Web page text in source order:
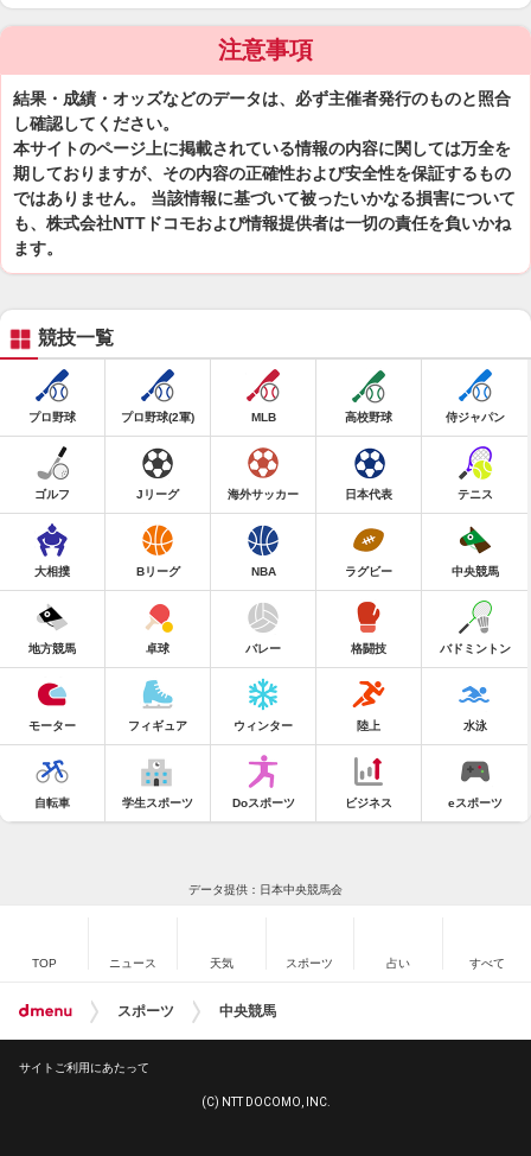
注意事項
結果・成績・オッズなどのデータは、必ず主催者発行のものと照合
し確認してください。
本サイトのページ上に掲載されている情報の内容に関しては万全を
期しておりますが、その内容の正確性および安全性を保証するもの
ではありません。 当該情報に基づいて被ったいかなる損害について
も、株式会社NTTドコモおよび情報提供者は一切の責任を負いかね
ます。
競技一覧
プロ野球 プロ野球(2軍) MLB 高校野球 侍ジャパン
ゴルフ Jリーグ 海外サッカー 日本代表 テニス
大相撲 Bリーグ NBA ラグビー 中央競馬
地方競馬 卓球 バレー 格闘技 バドミントン
モーター フィギュア ウィンター 陸上 水泳
自転車 学生スポーツ Doスポーツ ビジネス eスポーツ
データ提供：日本中央競馬会
TOP ニュース 天気 スポーツ 占い すべて
スポーツ 中央競馬
サイトご利用にあたって
(C) NTT DOCOMO, INC.